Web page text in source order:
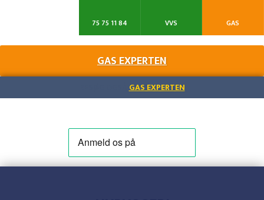
75 75 11 84 VVS GAS
GAS EXPERTEN​
BESØG OGSÅGAS EXPERTEN